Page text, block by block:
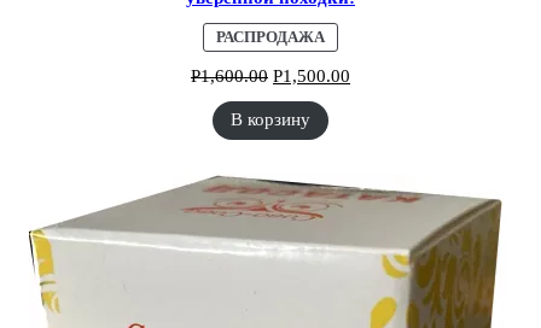
РАСПРОДАЖА
ТОВАР
Р1,600.00 Р1,500.00
В корзину